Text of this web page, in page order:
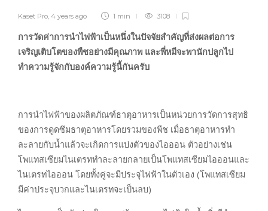
Kaset Pro 4 years ago 1 min 3108
การวัดค่าการนำไฟฟ้าเป็นหนึ่งในปัจจัยสำคัญที่ส่งผลต่อการ
เจริญเติบโตของพืชอย่างมีคุณภาพ และพี่หมีจะพานักปลูกไป
ทำความรู้จักกับองค์ความรู้นี้กันครับ
การนำไฟฟ้าของผลิตภัณฑ์ธาตุอาหารเป็นหน่วยการวัดการสุทธิ
ของการดูดซึมธาตุอาหารโดยรวมของพืช เมื่อธาตุอาหารทำ
ละลายกับน้ำแล้วจะเกิดการแบ่งตัวของไอออน ตัวอย่างเช่น
โพแทสเซียมไนเตรททำละลายกลายเป็นโพแทสเซียมไอออนและ
ไนเตรทไอออน โดยทั้งคู่จะมีประจุไฟฟ้าในตัวเอง (โพแทสเซียม
มีค่าประจุบวกและไนเตรทจะเป็นลบ)